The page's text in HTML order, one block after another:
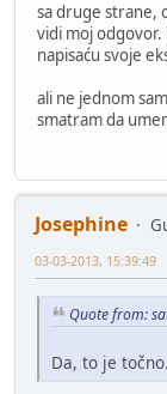
sa druge strane,
vidi moj odgovor.
napisaću svoje
ali ne jednom
smatram da
Josephine
03-03-2013, 15:39:49
Quote from:
Da, to je